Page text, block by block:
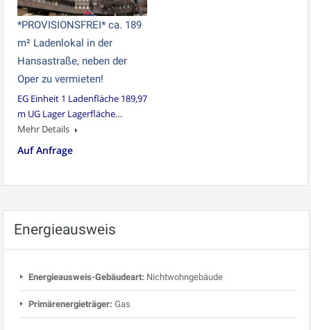
*PROVISIONSFREI* ca. 189
m² Ladenlokal in der
Hansastraße, neben der
Oper zu vermieten!
EG Einheit 1 Ladenfläche 189,97
m UG Lager Lagerfläche…
Mehr Details
Auf Anfrage
Energieausweis
Energieausweis-Gebäudeart: Nichtwohngebäude
Primärenergieträger: Gas